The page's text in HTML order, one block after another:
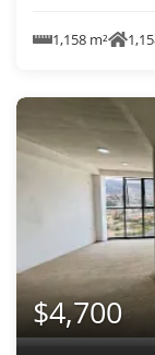
1,158 m²
$4,700